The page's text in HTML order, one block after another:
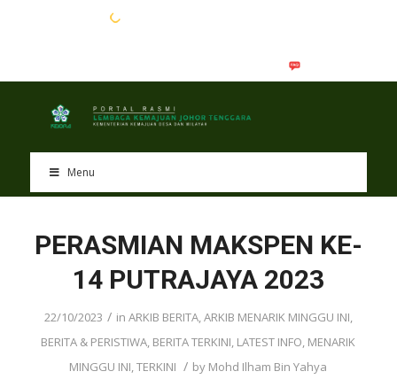
Menu
PERASMIAN MAKSPEN KE-
14 PUTRAJAYA 2023
22/10/2023 / in ARKIB BERITA,ARKIB MENARIK MINGGU INI,
BERITA & PERISTIWA, BERITA TERKINI, LATEST INFO, MENARIK
MINGGU INI,TERKINI / by Mohd Ilham Bin Yahya